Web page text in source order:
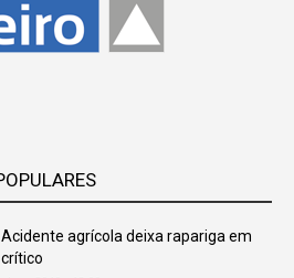
agrícola deixa rapariga em